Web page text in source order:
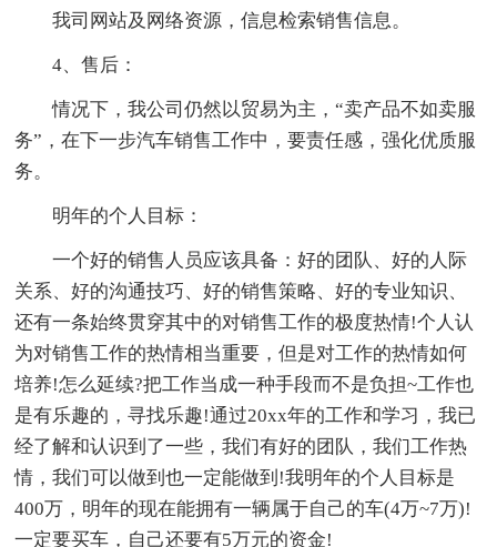
我司网站及网络资源，信息检索销售信息。
4、售后：
情况下，我公司仍然以贸易为主，“卖产品不如卖服
务”，在下一步汽车销售工作中，要责任感，强化优质服
务。
明年的个人目标：
一个好的销售人员应该具备：好的团队、好的人际
关系、好的沟通技巧、好的销售策略、好的专业知识、
还有一条始终贯穿其中的对销售工作的极度热情!个人认
为对销售工作的热情相当重要，但是对工作的热情如何
培养!怎么延续?把工作当成一种手段而不是负担~工作也
是有乐趣的，寻找乐趣!通过20xx年的工作和学习，我已
经了解和认识到了一些，我们有好的团队，我们工作热
情，我们可以做到也一定能做到!我明年的个人目标是
400万，明年的现在能拥有一辆属于自己的车(4万~7万)!
一定要买车，自己还要有5万元的资金!